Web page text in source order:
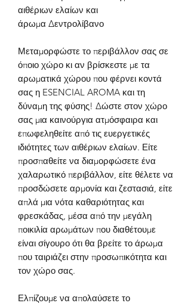
αιθέριων ελαίων και
άρωμα Δεντρολίβανο
Μεταμορφώστε το περιβάλλον σας σε
όποιο χώρο κι αν βρίσκεστε με τα
αρωματικά χώρου που φέρνει κοντά
σας η ESENCIAL AROMA και τη
δύναμη της φύσης! Δώστε στον χώρο
σας μια καινούργια ατμόσφαιρα και
επωφεληθείτε από τις ευεργετικές
ιδιότητες των αιθέριων ελαίων. Είτε
προσπαθείτε να διαμορφώσετε ένα
χαλαρωτικό περιβάλλον, είτε θέλετε να
προσδώσετε αρμονία και ζεστασιά, είτε
απλά μια νότα καθαριότητας και
φρεσκάδας, μέσα από την μεγάλη
ποικιλία αρωμάτων που διαθέτουμε
είναι σίγουρο ότι θα βρείτε το άρωμα
που ταιριάζει στην προσωπικότητα και
τον χώρο σας.
Ελπίζουμε να απολαύσετε το